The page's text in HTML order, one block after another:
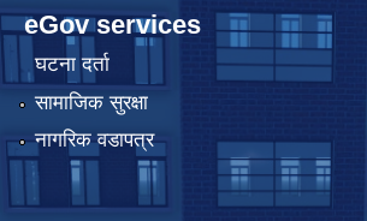
eGov services
घटना दर्ता
सामाजिक सुरक्षा
नागरिक वडापत्र